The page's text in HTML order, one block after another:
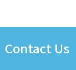
Contact Us